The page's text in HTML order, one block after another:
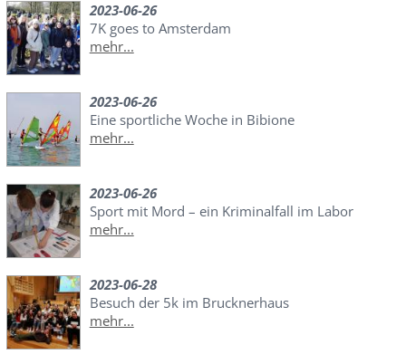
2023-06-26
7K goes to Amsterdam
mehr...
2023-06-26
Eine sportliche Woche in Bibione
mehr...
2023-06-26
Sport mit Mord – ein Kriminalfall im Labor
mehr...
2023-06-28
Besuch der 5k im Brucknerhaus
mehr...